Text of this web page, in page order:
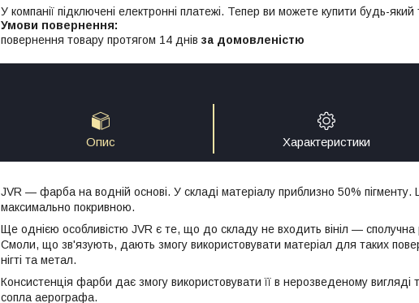
У компанії підключені електронні платежі. Тепер ви можете купити будь-
повернення товару протягом 14 днів за домовленістю
Опис Характеристики
JVR — фарба на водній основі. У складі матеріалу приблизно 50%
максимально покривною.
Ще однією особливістю JVR є те, що до складу не входить вініл —
Смоли, що зв'язують, дають змогу використовувати матеріал для таких
нігті та метал.
Консистенція фарби дає змогу використовувати її в нерозведеному
сопла аерографа.